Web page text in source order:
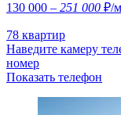
130 000 – 251 000 ₽/
78 квартир
Наведите камеру
номер
Показать телефон